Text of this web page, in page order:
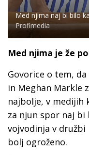
Med njima naj bi bilo
Profimedia
Med njima je že
Govorice o tem,
in Meghan Markle
najbolje, v medijih
za njun spor naj bi
vojvodinja v družbi
bolj ogroženo.